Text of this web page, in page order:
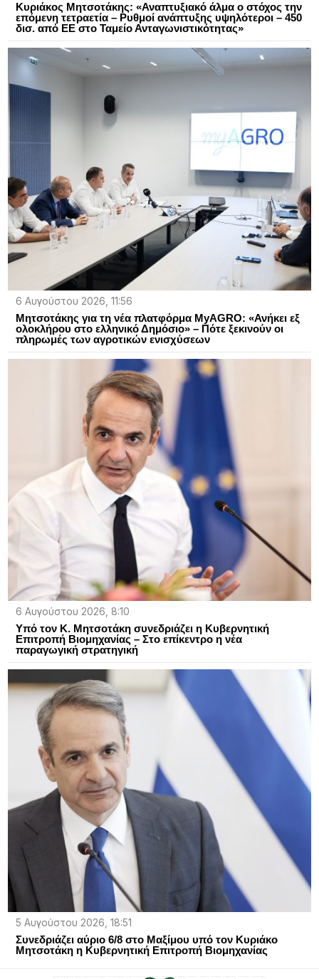
Κυριάκος Μητσοτάκης: «Αναπτυξιακό άλμα ο στόχος την
επόμενη τετραετία – Ρυθμοί ανάπτυξης υψηλότεροι – 450
δισ. από ΕΕ στο Ταμείο Ανταγωνιστικότητας»
6 Αυγούστου 2026, 11:56
Μητσοτάκης για τη νέα πλατφόρμα MyAGRO: «Ανήκει εξ
ολοκλήρου στο ελληνικό Δημόσιο» – Πότε ξεκινούν οι
πληρωμές των αγροτικών ενισχύσεων
6 Αυγούστου 2026, 8:10
Υπό τον Κ. Μητσοτάκη συνεδριάζει η Κυβερνητική
Επιτροπή Βιομηχανίας – Στο επίκεντρο η νέα
παραγωγική στρατηγική
5 Αυγούστου 2026, 18:51
Συνεδριάζει αύριο 6/8 στο Μαξίμου υπό τον Κυριάκο
Μητσοτάκη η Κυβερνητική Επιτροπή Βιομηχανίας